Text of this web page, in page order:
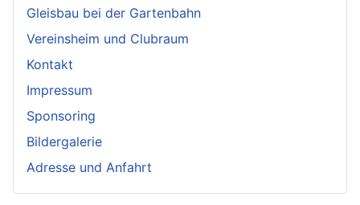
Gleisbau bei der Gartenbahn
Vereinsheim und Clubraum
Kontakt
Impressum
Sponsoring
Bildergalerie
Adresse und Anfahrt